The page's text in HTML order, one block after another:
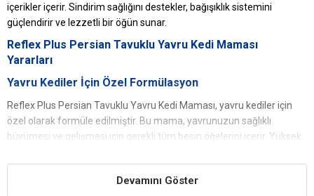
içerikler içerir. Sindirim sağlığını destekler, bağışıklık sistemini
güçlendirir ve lezzetli bir öğün sunar.
Reflex Plus Persian Tavuklu Yavru Kedi Maması
Yararları
Yavru Kediler İçin Özel Formülasyon
Reflex Plus Persian Tavuklu Yavru Kedi Maması, yavru kediler için
özel olarak formüle edilmiştir. Bu mama, yavrunuzun sağlıklı
büyümesi ve gelişmesi için gerekli tüm besin öğelerini içerir. Yüksek
Gelişen Bağışıklık SistemiDevamını Göster